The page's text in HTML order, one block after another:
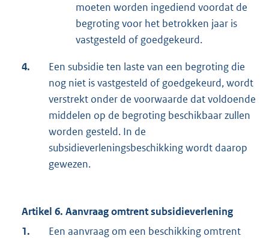
moeten worden ingediend voordat de
begroting voor het betrokken jaar is
vastgesteld of goedgekeurd.
4.
Een subsidie ten laste van een begroting die
nog niet is vastgesteld of goedgekeurd, wordt
verstrekt onder de voorwaarde dat voldoende
middelen op de begroting beschikbaar zullen
worden gesteld. In de
subsidieverleningsbeschikking wordt daarop
gewezen.
Artikel 6. Aanvraag omtrent subsidieverlening
1.
Een aanvraag om een beschikking omtrent